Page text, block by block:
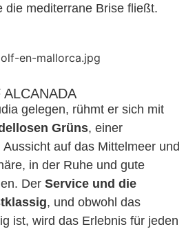
die mediterrane Brise fließt.
gelegen, rühmt er sich mit
Grüns, einer
auf das Mittelmeer und
in der Ruhe und gute
Der Service und die
, und obwohl das
ist, wird das Erlebnis für jeden